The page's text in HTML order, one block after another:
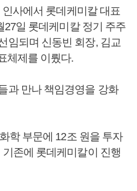
사에서 롯데케미칼 대표
27일 롯데케미칼 정기 주주
임되며 신동빈 회장, 김교
체제를 이뤘다.
과 만나 책임경영을 강화
학 부문에 12조 원을 투자
존에 롯데케미칼이 진행